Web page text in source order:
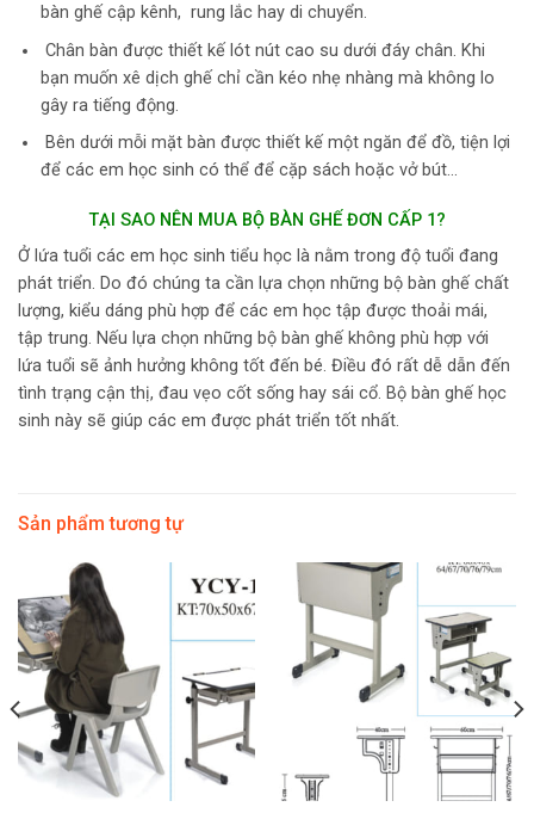
bàn ghế cập kênh, rung lắc hay di chuyển.
Chân bàn được thiết kế lót nút cao su dưới đáy chân. Khi
bạn muốn xê dịch ghế chỉ cần kéo nhẹ nhàng mà không lo
gây ra tiếng động.
Bên dưới mỗi mặt bàn được thiết kế một ngăn để đồ, tiện lợi
để các em học sinh có thể để cặp sách hoặc vở bút…
TẠI SAO NÊN MUA BỘ BÀN GHẾ ĐƠN CẤP 1?
Ở lứa tuổi các em học sinh tiểu học là nằm trong độ tuổi đang
phát triển. Do đó chúng ta cần lựa chọn những bộ bàn ghế chất
lượng, kiểu dáng phù hợp để các em học tập được thoải mái,
tập trung. Nếu lựa chọn những bộ bàn ghế không phù hợp với
lứa tuổi sẽ ảnh hưởng không tốt đến bé. Điều đó rất dễ dẫn đến
tình trạng cận thị, đau vẹo cốt sống hay sái cổ. Bộ bàn ghế học
sinh này sẽ giúp các em được phát triển tốt nhất.
Sản phẩm tương tự